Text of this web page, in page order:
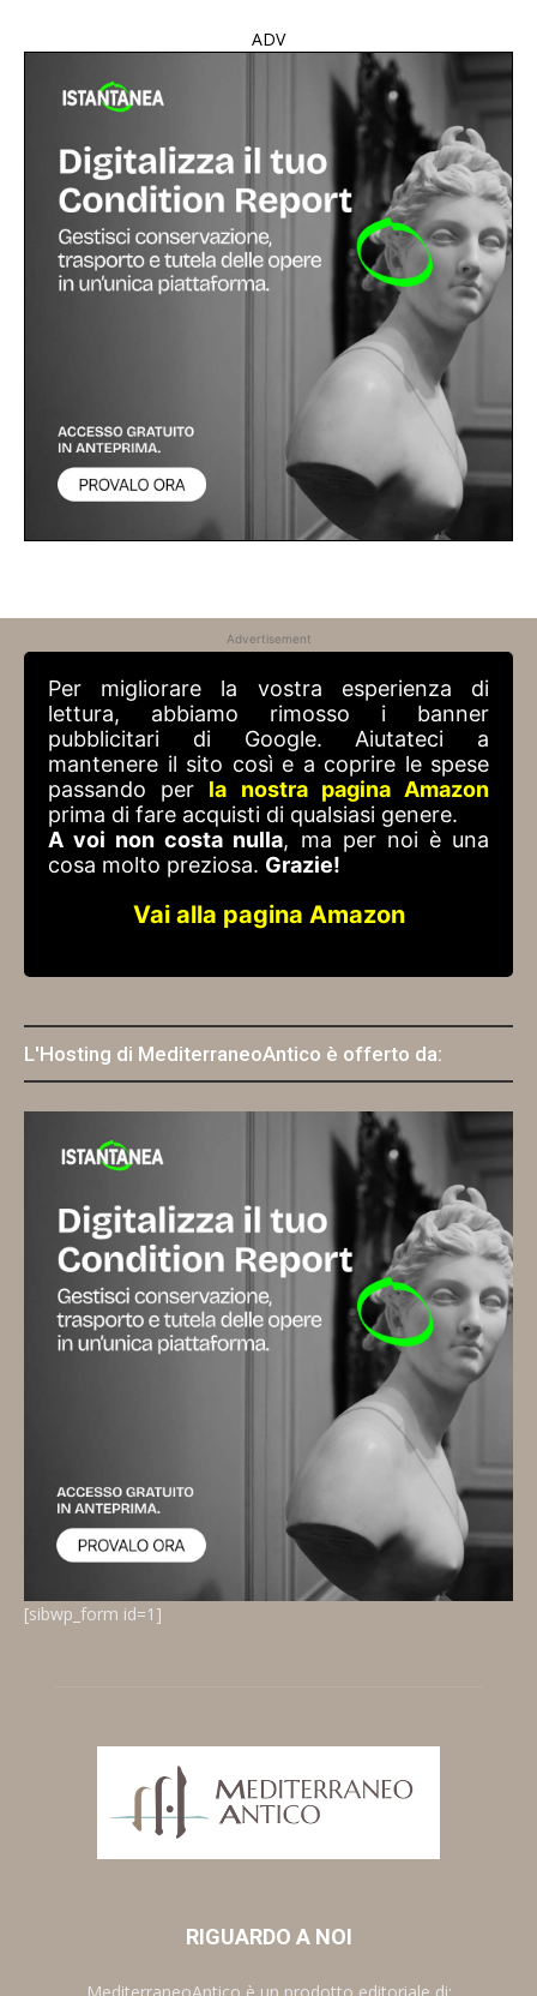
ADV
Advertisement
Per migliorare la vostra esperienza di
lettura, abbiamo rimosso i banner
pubblicitari di Google. Aiutateci a
mantenere il sito così e a coprire le spese
passando per la nostra pagina Amazon
prima di fare acquisti di qualsiasi genere.
A voi non costa nulla, ma per noi è una
cosa molto preziosa. Grazie!
Vai alla pagina Amazon
L'Hosting di MediterraneoAntico è offerto da:
[sibwp_form id=1]
RIGUARDO A NOI